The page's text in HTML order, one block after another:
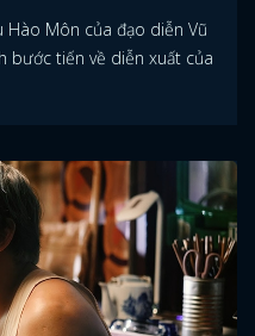
Hào Môn của đạo diễn Vũ
bước tiến về diễn xuất của